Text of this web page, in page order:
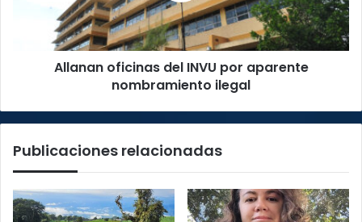
nombramiento
Allanan oficinas del INVU por aparente
nombramiento ilegal
Publicaciones relacionadas